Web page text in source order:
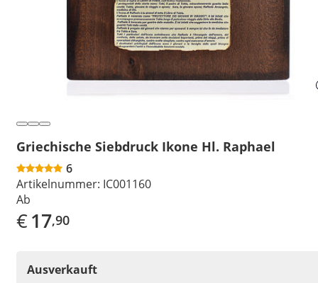
Griechische Siebdruck Ikone Hl. Raphael
6
Artikelnummer: IC001160
Ab
€17,90
Ausverkauft